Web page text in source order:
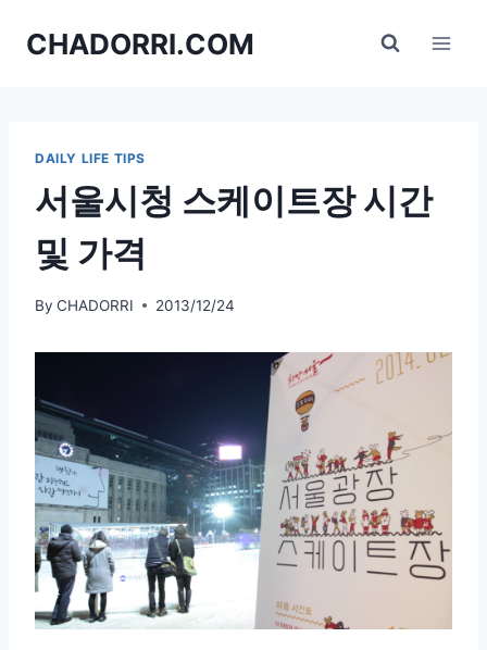
CHADORRI.COM
DAILY LIFE TIPS
서울시청 스케이트장 시간
및 가격
By CHADORRI 2013/12/24